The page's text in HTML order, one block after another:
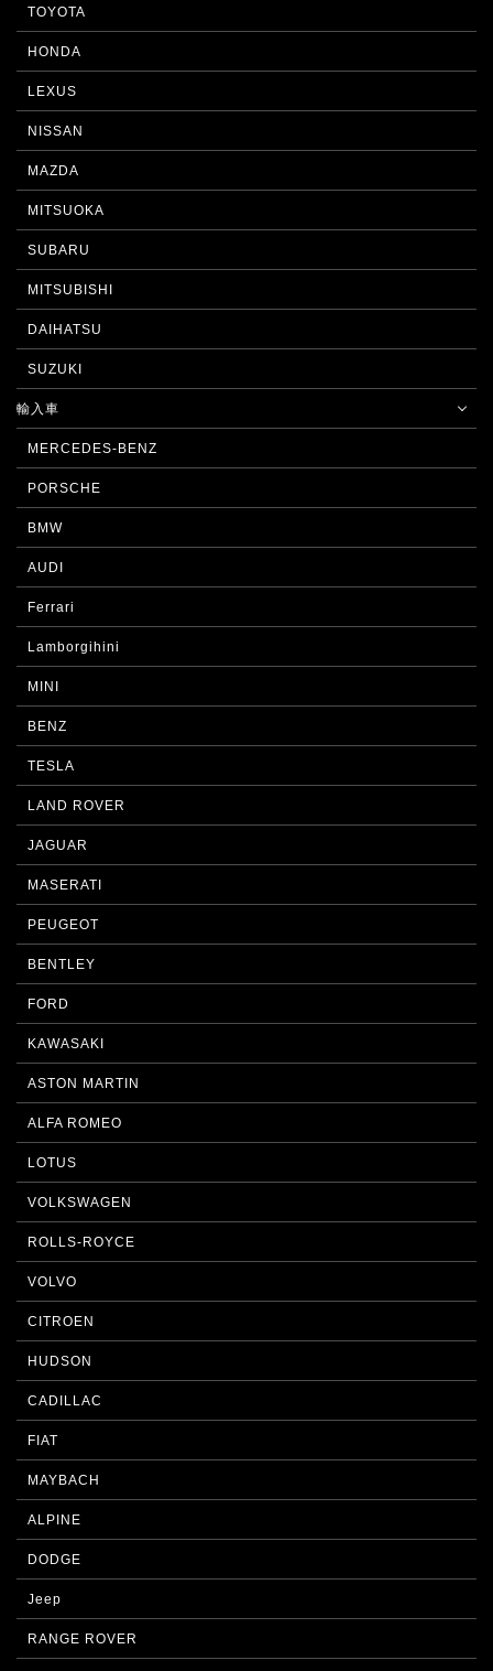
TOYOTA
HONDA
LEXUS
NISSAN
MAZDA
MITSUOKA
SUBARU
MITSUBISHI
DAIHATSU
SUZUKI
輸入車
MERCEDES-BENZ
PORSCHE
BMW
AUDI
Ferrari
Lamborgihini
MINI
BENZ
TESLA
LAND ROVER
JAGUAR
MASERATI
PEUGEOT
BENTLEY
FORD
KAWASAKI
ASTON MARTIN
ALFA ROMEO
LOTUS
VOLKSWAGEN
ROLLS-ROYCE
VOLVO
CITROEN
HUDSON
CADILLAC
FIAT
MAYBACH
ALPINE
DODGE
Jeep
RANGE ROVER